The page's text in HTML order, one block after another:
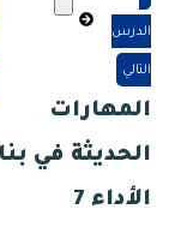
الدرس
التالي
المهارات
الحديثة في
الأداء 7